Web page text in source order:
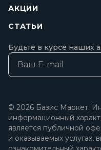
АКЦИИ
СТАТЬИ
Будьте в курсе наших
© 2026 Базис Маркет.
информационный
является публичной
и оказываемых услугах,